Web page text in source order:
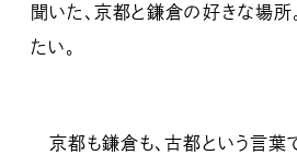
聞いた、京都と鎌倉の好きな場所
たい。
京都も鎌倉も、古都という言葉